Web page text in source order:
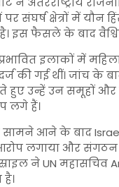
संघर्ष क्षेत्रों में
इस फैसले के बाद
इलाकों में
गई थीं। जांच के
हुए उन्हें उन समूहों
लगे हैं।
आने के बाद Israel
लगाया और संगठन
ने UN